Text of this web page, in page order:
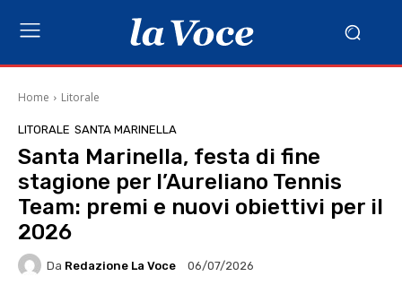
Home Litorale
LITORALE SANTA MARINELLA
Santa Marinella, festa di fine
stagione per l’Aureliano Tennis
Team: premi e nuovi obiettivi per il
2026
Da Redazione La Voce 06/07/2026